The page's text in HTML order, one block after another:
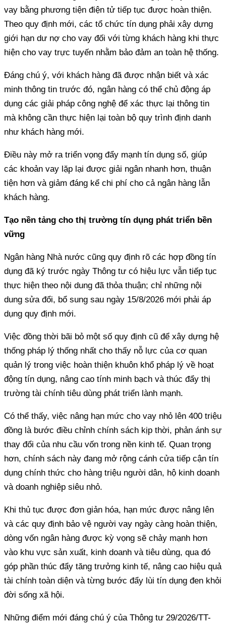
vay bằng phương tiện điện tử tiếp tục được hoàn thiện.
Theo quy định mới, các tổ chức tín dụng phải xây dựng
giới hạn dư nợ cho vay đối với từng khách hàng khi thực
minh thông tin trước đó, ngân hàng có thể chủ động áp
dụng các giải pháp công nghệ để xác thực lại thông tin
mà không cần thực hiện lại toàn bộ quy trình định danh
các khoản vay lặp lại được giải ngân nhanh hơn, thuận
tiện hơn và giảm đáng kể chi phí cho cả ngân hàng lẫn
Tạo nền tảng cho thị trường tín dụng phát triển bền
vững
dụng đã ký trước ngày Thông tư có hiệu lực vẫn tiếp tục
thực hiện theo nội dung đã thỏa thuận; chỉ những nội
dung sửa đổi, bổ sung sau ngày 15/8/2026 mới phải áp
thống pháp lý thống nhất cho thấy nỗ lực của cơ quan
quản lý trong việc hoàn thiện khuôn khổ pháp lý về hoạt
động tín dụng, nâng cao tính minh bạch và thúc đẩy thị
Có thể thấy, ‏việc nâng hạn mức cho vay nhỏ lên 400 triệu
đồng là bước điều chỉnh chính sách kịp thời, phản ánh sự
thay đổi của nhu cầu vốn trong nền kinh tế. Quan trọng
hơn, chính sách này đang mở rộng cánh cửa tiếp cận tín
dụng chính thức cho hàng triệu người dân, hộ kinh doanh
và các quy định bảo vệ người vay ngày càng hoàn thiện,
dòng vốn ngân hàng được kỳ vọng sẽ chảy mạnh hơn
vào khu vực sản xuất, kinh doanh và tiêu dùng, qua đó
góp phần thúc đẩy tăng trưởng kinh tế, nâng cao hiệu quả
tài chính toàn diện và từng bước đẩy lùi tín dụng đen khỏi
đời sống xã hội.